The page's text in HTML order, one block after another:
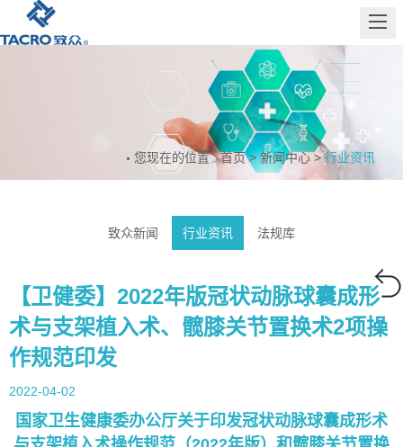
网站首页
关于致众
服务介绍
新闻中心
联系我们
您现在的位置 :首页>新闻中心>行业资讯
致众新闻 行业资讯 法规库
【卫健委】2022年版冠状动脉球囊成形
术与支架植入术、髋膝关节置换术2项操
作规范印发
2022-04-02
国家卫生健康委办公厅关于印发冠状动脉球囊成形术